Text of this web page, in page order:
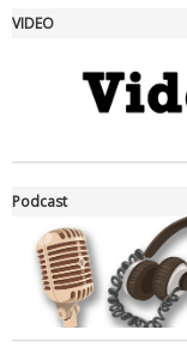
VIDEO
Podcast